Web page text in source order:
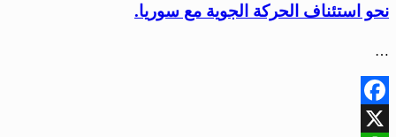
نحو استئناف الحركة الجوية مع سوريا.
…
Facebook